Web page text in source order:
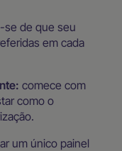
de que seu
em cada
comece com
como o
um único painel